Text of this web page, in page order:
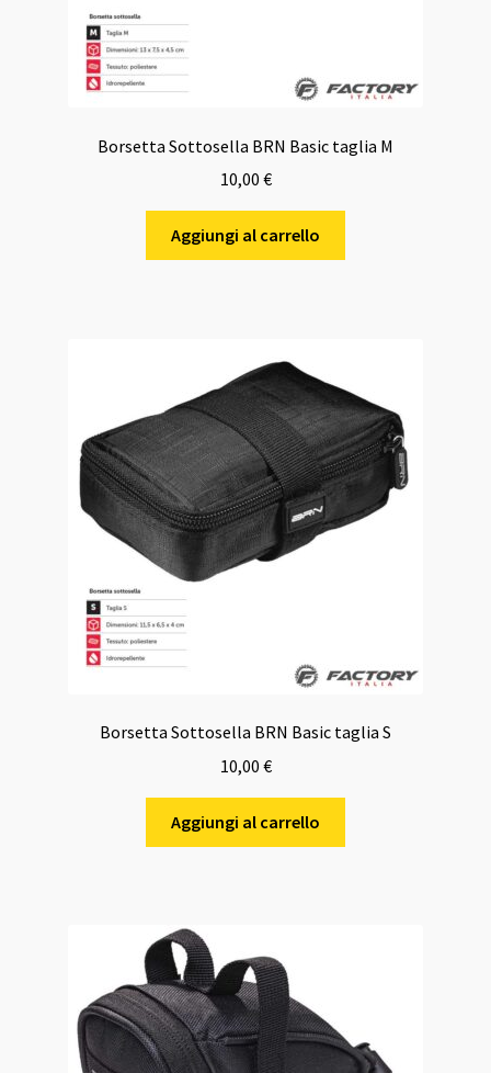
Borsetta Sottosella BRN Basic taglia M
10,00 €
Aggiungi al carrello
Borsetta Sottosella BRN Basic taglia S
10,00 €
Aggiungi al carrello